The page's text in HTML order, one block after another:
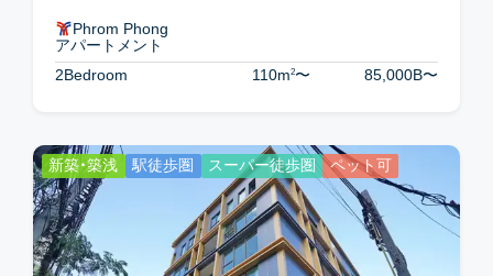
Phrom Phong
アパートメント
2Bedroom
110m2〜 85,000B〜
新築・築浅 駅徒歩圏 スーパー徒歩圏 ペット可